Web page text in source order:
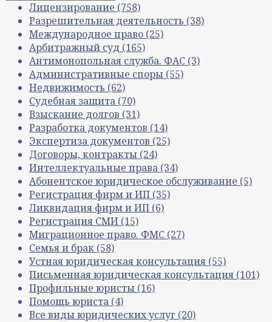
Лицензирование (758)
Разрешительная деятельность (38)
Международное право (25)
Арбитражный суд (165)
Антимонопольная служба. ФАС (3)
Административные споры (55)
Недвижимость (62)
Судебная защита (70)
Взыскание долгов (31)
Разработка документов (14)
Экспертиза документов (25)
Договоры, контракты (24)
Интеллектуальные права (34)
Абонентское юридическое обслуживание (5)
Регистрация фирм и ИП (35)
Ликвидация фирм и ИП (6)
Регистрация СМИ (15)
Миграционное право. ФМС (27)
Семья и брак (58)
Устная юридическая консультация (55)
Письменная юридическая консультация (101)
Профильные юристы (16)
Помощь юриста (4)
Все виды юридических услуг (20)